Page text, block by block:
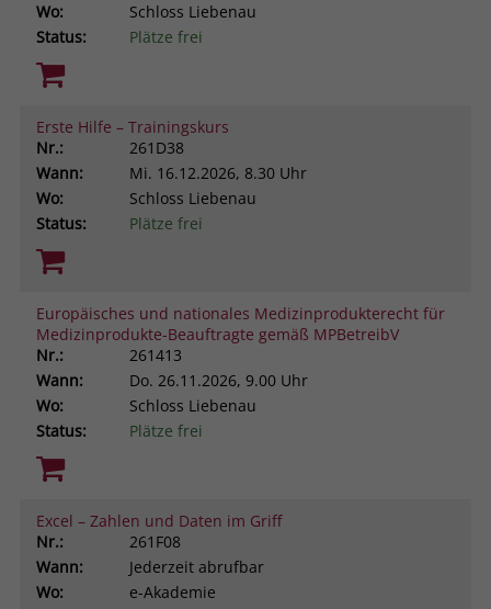
Wo:
Schloss Liebenau
Status:
Plätze frei
Erste Hilfe – Trainingskurs
Nr.:
261D38
Wann:
Mi. 16.12.2026, 8.30 Uhr
Wo:
Schloss Liebenau
Status:
Plätze frei
Europäisches und nationales Medizinprodukterecht für
Medizinprodukte-Beauftragte gemäß MPBetreibV
Nr.:
261413
Wann:
Do. 26.11.2026, 9.00 Uhr
Wo:
Schloss Liebenau
Status:
Plätze frei
Excel – Zahlen und Daten im Griff
Nr.:
261F08
Wann:
Jederzeit abrufbar
Wo:
e-Akademie